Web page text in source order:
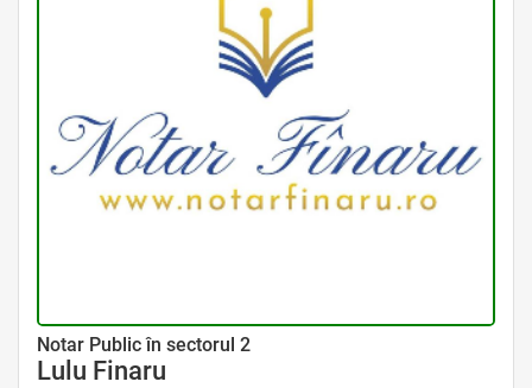
Avocat Specializat în Drept Civil • Avocat Specializat în Dreptul Familiei
Notar Public în sectorul 2
Lulu Finaru